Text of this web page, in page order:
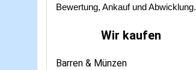
Bewertung, Ankauf und Abwicklung.
Wir kaufen
Barren & Münzen